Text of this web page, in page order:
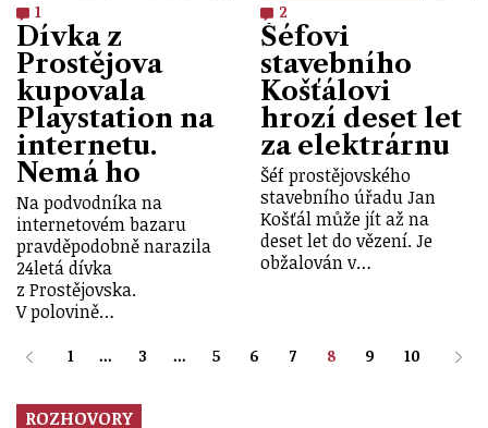
1
Dívka z
Prostějova
kupovala
Playstation na
internetu.
Nemá ho
Na podvodníka na
internetovém bazaru
pravděpodobně narazila
24letá dívka
z Prostějovska.
V polovině…
2
Šéfovi
stavebního
Košťálovi
hrozí deset let
za elektrárnu
Šéf prostějovského
stavebního úřadu Jan
Košťál může jít až na
deset let do vězení. Je
obžalován v…
1 ... 3 ... 5 6 7 8 9 10
ROZHOVORY